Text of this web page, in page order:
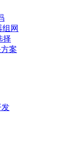
网
择
案
发